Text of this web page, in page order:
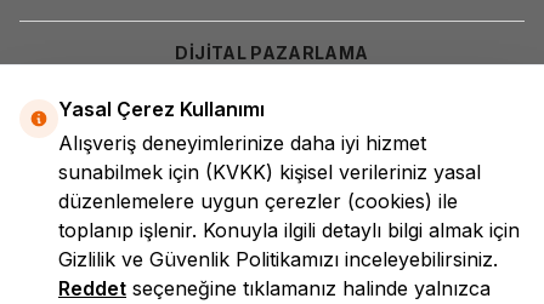
DİJİTAL PAZARLAMA
LokmanAVM
Yasal Çerez Kullanımı
Alışveriş deneyimlerinize daha iyi hizmet
sunabilmek için (KVKK) kişisel verileriniz yasal
düzenlemelere uygun çerezler (cookies) ile
toplanıp işlenir. Konuyla ilgili detaylı bilgi almak için
Gizlilik ve Güvenlik Politikamızı inceleyebilirsiniz.
Reddet seçeneğine tıklamanız halinde yalnızca